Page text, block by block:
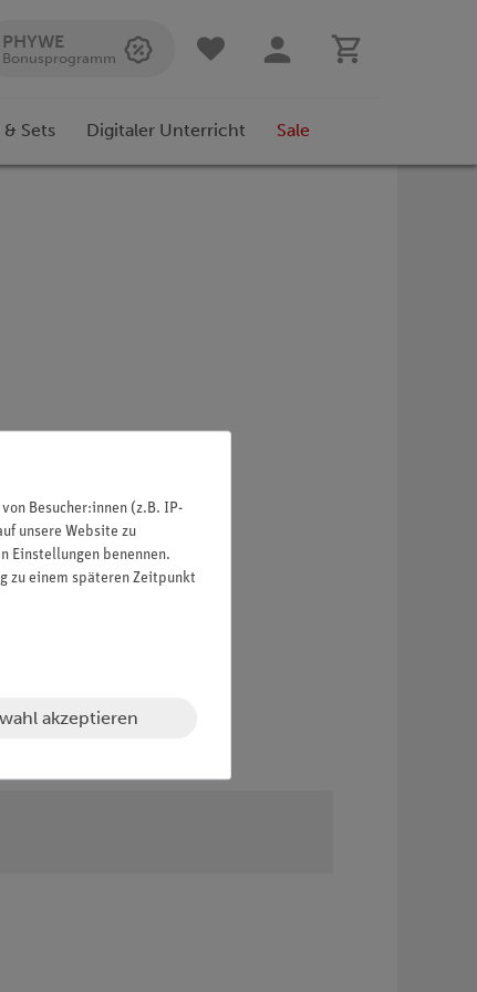
PHYWE
Bonusprogramm
Sets Digitaler Unterricht Sale
Besucher:innen (z.B. IP-
unsere Website zu
Einstellungen benennen.
zu einem späteren Zeitpunkt
akzeptieren